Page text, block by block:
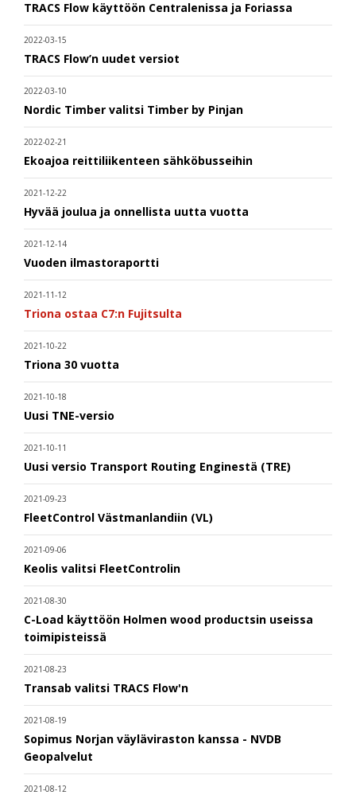
TRACS Flow käyttöön Centralenissa ja Foriassa
2022-03-15
TRACS Flow’n uudet versiot
2022-03-10
Nordic Timber valitsi Timber by Pinjan
2022-02-21
Ekoajoa reittiliikenteen sähköbusseihin
2021-12-22
Hyvää joulua ja onnellista uutta vuotta
2021-12-14
Vuoden ilmastoraportti
2021-11-12
Triona ostaa C7:n Fujitsulta
2021-10-22
Triona 30 vuotta
2021-10-18
Uusi TNE-versio
2021-10-11
Uusi versio Transport Routing Enginestä (TRE)
2021-09-23
FleetControl Västmanlandiin (VL)
2021-09-06
Keolis valitsi FleetControlin
2021-08-30
C-Load käyttöön Holmen wood productsin useissa
toimipisteissä
2021-08-23
Transab valitsi TRACS Flow'n
2021-08-19
Sopimus Norjan väyläviraston kanssa - NVDB
Geopalvelut
2021-08-12